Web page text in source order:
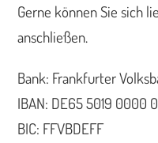
Gerne können Sie sich
anschließen.
Bank: Frankfurter
IBAN: DE65 5019 0000
BIC: FFVBDEFF